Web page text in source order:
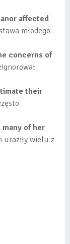
affected
młodego
concerns of
their
of her
uraziły wielu z